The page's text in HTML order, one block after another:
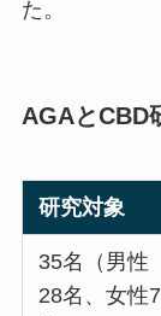
た。
AGAとCBD
研究対象
35名（男性
28名、女性7